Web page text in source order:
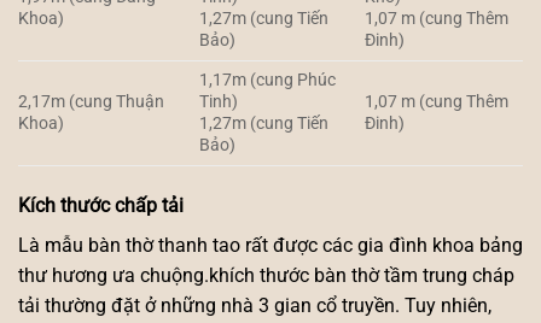
Khoa)
1,27m (cung Tiến
Bảo)
1,07 m (cung Thêm
Đinh)
2,17m (cung Thuận
Khoa)
1,17m (cung Phúc
Tinh)
1,27m (cung Tiến
Bảo)
1,07 m (cung Thêm
Đinh)
Kích thước chấp tải
Là mẫu bàn thờ thanh tao rất được các gia đình khoa bảng
thư hương ưa chuộng.khích thước bàn thờ tầm trung cháp
tải thường đặt ở những nhà 3 gian cổ truyền. Tuy nhiên,